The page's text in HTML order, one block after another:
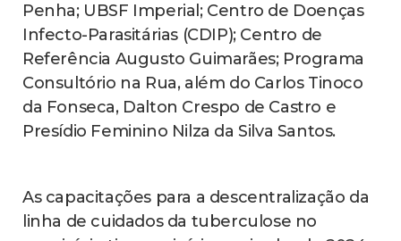
Penha; UBSF Imperial; Centro de Doenças
Infecto-Parasitárias (CDIP); Centro de
Referência Augusto Guimarães; Programa
Consultório na Rua, além do Carlos Tinoco
da Fonseca, Dalton Crespo de Castro e
Presídio Feminino Nilza da Silva Santos.
As capacitações para a descentralização da
linha de cuidados da tuberculose no